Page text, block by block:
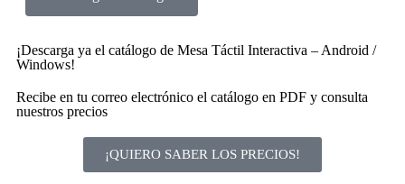
¡Descarga ya el catálogo de Mesa Táctil Interactiva – Android /
Windows!
Recibe en tu correo electrónico el catálogo en PDF y consulta
nuestros precios
¡QUIERO SABER LOS PRECIOS!